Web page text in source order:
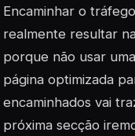
Encaminhar o
realmente resultar
porque não usar
página optimizada
encaminhados vai
próxima secção